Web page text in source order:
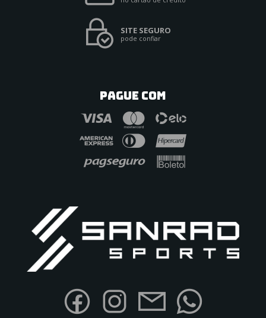
SITE SEGURO
pode confiar
PAGUE COM